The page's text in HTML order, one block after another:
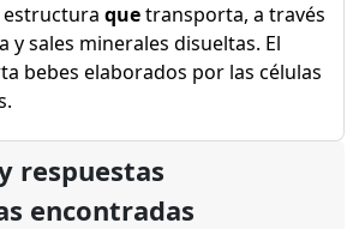
estructura quetransporta, a través
y sales minerales disueltas. El
bebes elaborados por las células
respuestas
encontradas